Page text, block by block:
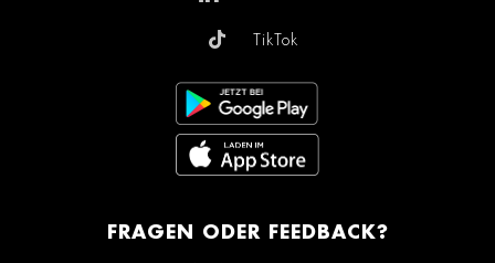
TikTok
FRAGEN ODER FEEDBACK?